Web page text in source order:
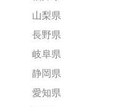
山梨県
長野県
岐阜県
静岡県
愛知県